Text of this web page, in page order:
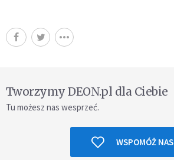
Tworzymy DEON.pl dla Ciebie
Tu możesz nas wesprzeć.
WSPOMÓŻ NAS